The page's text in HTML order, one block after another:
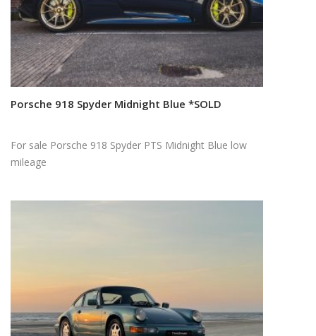
Read more
Porsche 918 Spyder Midnight Blue *SOLD
For sale Porsche 918 Spyder PTS Midnight Blue low
mileage